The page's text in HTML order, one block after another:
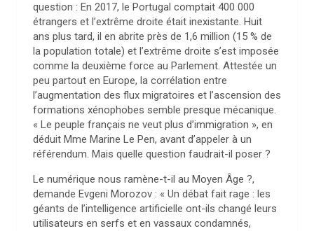
question : En 2017, le Portugal comptait 400 000
étrangers et l’extrême droite était inexistante. Huit
ans plus tard, il en abrite près de 1,6 million (15 % de
la population totale) et l’extrême droite s’est imposée
comme la deuxième force au Parlement. Attestée un
peu partout en Europe, la corrélation entre
l’augmentation des flux migratoires et l’ascension des
formations xénophobes semble presque mécanique.
« Le peuple français ne veut plus d’immigration », en
déduit Mme Marine Le Pen, avant d’appeler à un
référendum. Mais quelle question faudrait-il poser ?
Le numérique nous ramène-t-il au Moyen Âge ?,
demande Evgeni Morozov : « Un débat fait rage : les
géants de l’intelligence artificielle ont-ils changé leurs
utilisateurs en serfs et en vassaux condamnés,